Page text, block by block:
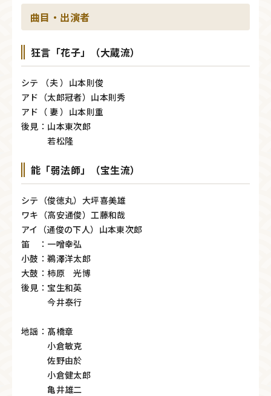
曲目・出演者
狂言「花子」（大蔵流）
シテ （夫 ）山本則俊
アド（太郎冠者）山本則秀
アド（ 妻 ）山本則重
後見：山本東次郎
若松隆
能「弱法師」（宝生流）
シテ（俊徳丸）大坪喜美雄
ワキ（高安通俊）工藤和哉
アイ（通俊の下人）山本東次郎
笛 ：一噌幸弘
小鼓：鵜澤洋太郎
大鼓：柿原 光博
後見：宝生和英
今井泰行
地謡：髙橋章
小倉敏克
佐野由於
小倉健太郎
亀井雄二